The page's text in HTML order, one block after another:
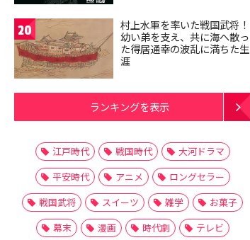
20
村上水軍を率いた戦国武将！
幼い弟を支え、共に海へ散っ
た得居通幸の波乱に満ちた生
涯
ランキングを表示
江戸時代 戦国時代
大河ドラマ
平安時代
アニメ
ロングセラー
戦国武将
スイーツ 雑学
お菓子
幕末
漫画 時代劇
テレビ